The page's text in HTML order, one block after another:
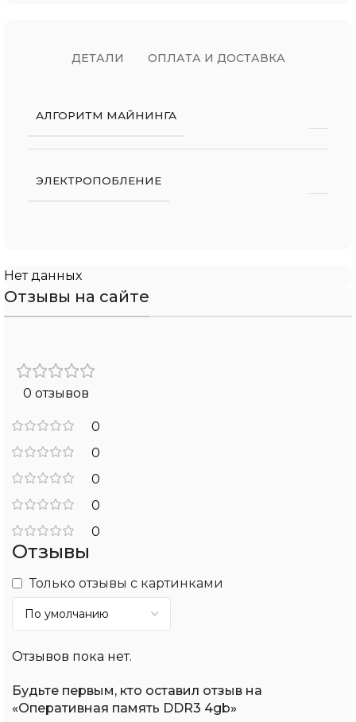
ДЕТАЛИ ОПЛАТА И ДОСТАВКА
АЛГОРИТМ МАЙНИНГА
ЭЛЕКТРОПОБЛЕНИЕ
Нет данных
Отзывы на сайте
0 отзывов
0
0
0
0
0
Отзывы
Только отзывы с картинками
Отзывов пока нет.
Будьте первым, кто оставил отзыв на
«Оперативная память DDR3 4gb»